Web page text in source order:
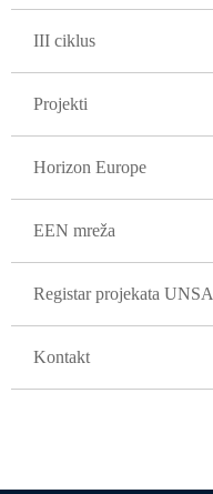
III ciklus
Projekti
Horizon Europe
EEN mreža
Registar projekata UNSA
Kontakt